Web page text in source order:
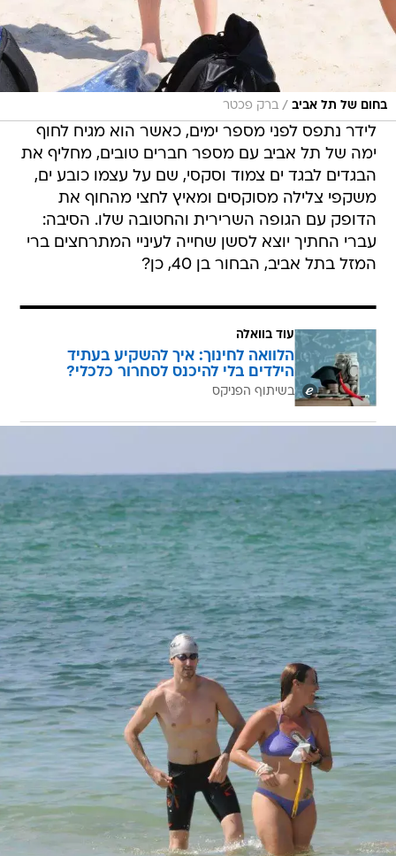
בחום של תל אביב / ברק פכטר
לידר נתפס לפני מספר ימים, כאשר הוא מגיח לחוף
ימה של תל אביב עם מספר חברים טובים, מחליף את
הבגדים לבגד ים צמוד וסקסי, שם על עצמו כובע ים,
משקפי צלילה מסוקסים ומאיץ לחצי מהחוף את
הדופק עם הגופה השרירית והחטובה שלו. הסיבה:
עברי החתיך יוצא לסשן שחייה לעיניי המתרחצים ברי
המזל בתל אביב, הבחור בן 40, כן?
עוד בוואלה
הלוואה לחינוך: איך להשקיע בעתיד
הילדים בלי להיכנס לסחרור כלכלי?
בשיתוף הפניקס